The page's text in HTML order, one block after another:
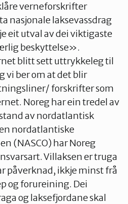
verneforskrifter
nasjonale laksevassdrag
eit utval av dei viktigaste
beskyttelse».
blitt sett uttrykkeleg til
vi ber om at det blir
forskrifter som
Noreg har ein tredel av
av nordatlantisk
nordatlantiske
(NASCO) har Noreg
Villaksen er truga
påverknad, ikkje minst frå
og forureining. Dei
og laksefjordane skal